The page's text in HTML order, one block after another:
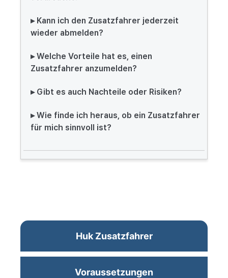
▸ Kann ich den Zusatzfahrer jederzeit
wieder abmelden?
▸ Welche Vorteile hat es, einen
Zusatzfahrer anzumelden?
▸ Gibt es auch Nachteile oder Risiken?
▸ Wie finde ich heraus, ob ein Zusatzfahrer
für mich sinnvoll ist?
Huk Zusatzfahrer
Voraussetzungen